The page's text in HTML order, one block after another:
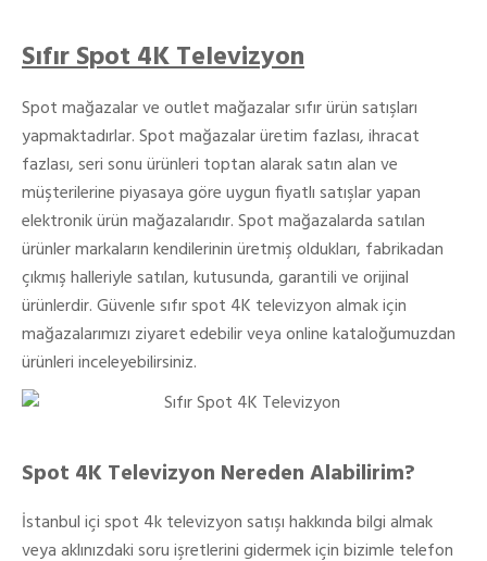
Sıfır Spot 4K Televizyon
Spot mağazalar ve outlet mağazalar sıfır ürün satışları
yapmaktadırlar. Spot mağazalar üretim fazlası, ihracat
fazlası, seri sonu ürünleri toptan alarak satın alan ve
müşterilerine piyasaya göre uygun fiyatlı satışlar yapan
elektronik ürün mağazalarıdır. Spot mağazalarda satılan
ürünler markaların kendilerinin üretmiş oldukları, fabrikadan
çıkmış halleriyle satılan, kutusunda, garantili ve orijinal
ürünlerdir. Güvenle sıfır spot 4K televizyon almak için
mağazalarımızı ziyaret edebilir veya online kataloğumuzdan
ürünleri inceleyebilirsiniz.
Spot 4K Televizyon Nereden Alabilirim?
İstanbul içi spot 4k televizyon satışı hakkında bilgi almak
veya aklınızdaki soru işretlerini gidermek için bizimle telefon